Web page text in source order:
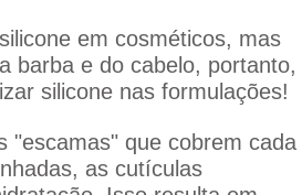
barba e do cabelo, portanto,
silicone nas formulações!
"escamas" que cobrem cada
as cutículas